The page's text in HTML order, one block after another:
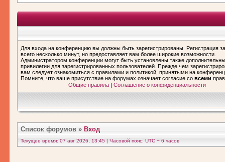
Для входа на конференцию вы должны быть зарегистрированы. Регистрация
всего несколько минут, но предоставляет вам более широкие возможности.
Администратором конференции могут быть установлены также
привилегии для зарегистрированных пользователей. Прежде чем
вам следует ознакомиться с правилами и политикой, принятыми на
Помните, что ваше присутствие на форумах означает согласие со всеми
Общие правила| Соглашение о конфиденциальности
Список форумов » Вход
Текущее время: 07 авг 2026, 13:45 | Часовой пояс: UTC − 6 часов